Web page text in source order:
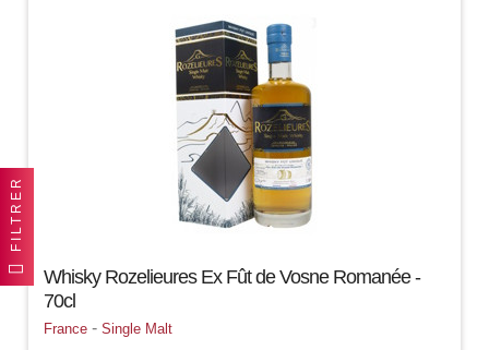
Whisky Rozelieures Ex Fût de Vosne Romanée -
70cl
France -Single Malt
FILTRER